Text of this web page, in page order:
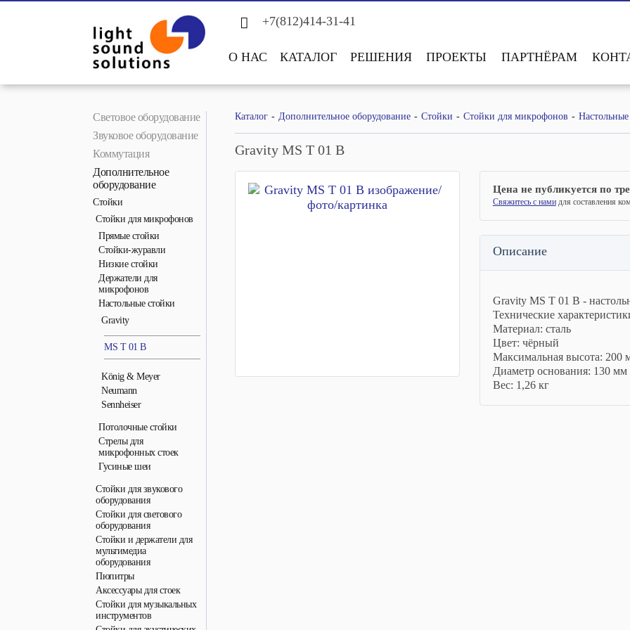
+7(812)414-31-41
О НАС КАТАЛОГ РЕШЕНИЯ ПРОЕКТЫ ПАРТНЁРАМ
Световое оборудование
Звуковое оборудование
Коммутация
Дополнительное
оборудование
Стойки
Стойки для микрофонов
Прямые стойки
Стойки-журавли
Низкие стойки
Держатели для
микрофонов
Настольные стойки
Gravity
MS T 01 B
König & Meyer
Neumann
Sennheiser
Потолочные стойки
Стрелы для
микрофонных стоек
Гусиные шеи
Стойки для звукового
оборудования
Стойки для светового
оборудования
Стойки и держатели для
мультимедиа
оборудования
Пюпитры
Аксессуары для стоек
Стойки для музыкальных
инструментов
Каталог Дополнительное оборудование Стойки Стойки для микрофонов
Gravity MS T 01 B
Цена не публикуется по
Свяжитесь с намидля составления
Описание
Gravity MS T 01 B -
Технические
Материал: сталь
Цвет: чёрный
Максимальная высота: 200
Диаметр основания: 130 мм
Вес: 1,26 кг